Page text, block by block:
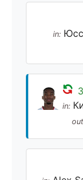
in:
in: